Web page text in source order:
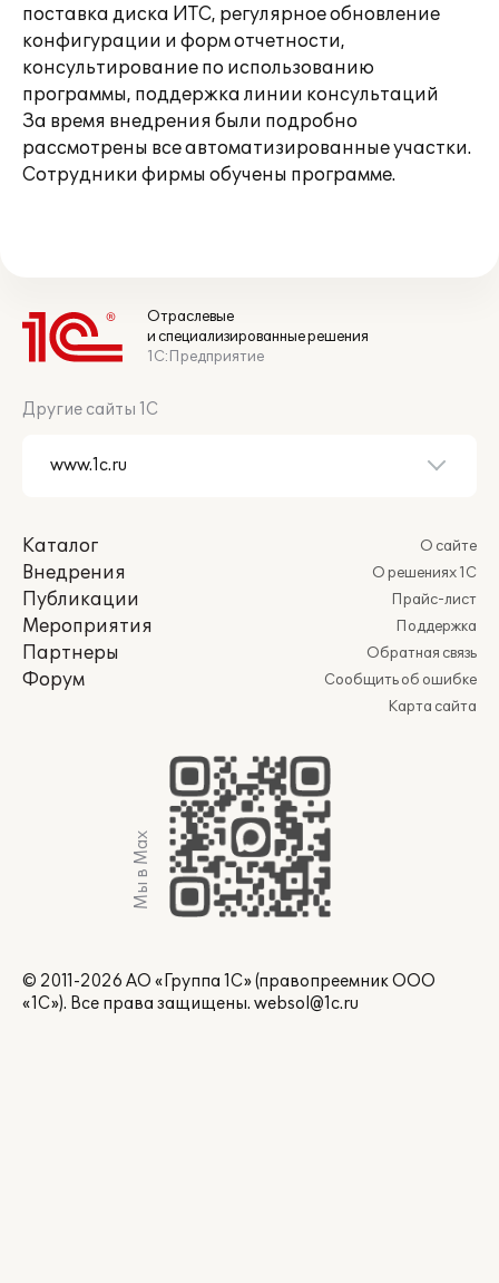
поставка диска ИТС, регулярное обновление
конфигурации и форм отчетности,
консультирование по использованию
программы, поддержка линии консультаций
За время внедрения были подробно
рассмотрены все автоматизированные участки.
Сотрудники фирмы обучены программе.
Отраслевые
и специализированные решения
1С:Предприятие
Другие сайты 1С
Каталог
Внедрения
Публикации
Мероприятия
Партнеры
Форум
О сайте
О решениях 1С
Прайс-лист
Поддержка
Обратная связь
Сообщить об ошибке
Карта сайта
Мы в Max
© 2011-2026 АО «Группа 1С» (правопреемник ООО
«1С»). Все права защищены. websol@1c.ru